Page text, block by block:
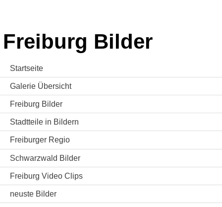
Freiburg Bilder
Startseite
Galerie Übersicht
Freiburg Bilder
Stadtteile in Bildern
Freiburger Regio
Schwarzwald Bilder
Freiburg Video Clips
neuste Bilder